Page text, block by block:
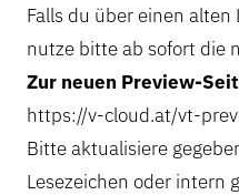
Falls du über einen
nutze bitte ab sofort die
Zur neuen Preview-
https://v-cloud.at/vt-
Bitte aktualisiere
Lesezeichen oder intern